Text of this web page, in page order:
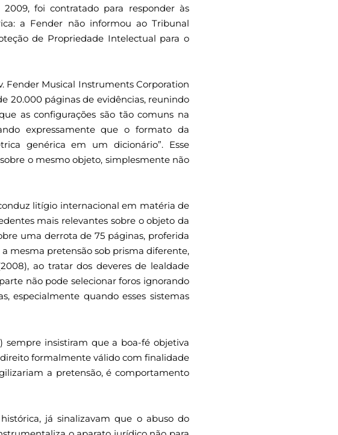
foi contratado para responder às
a Fender não informou ao Tribunal
de Propriedade Intelectual para o
Fender Musical Instruments Corporation
20.000 páginas de evidências, reunindo
as configurações são tão comuns na
expressamente que o formato da
genérica em um dicionário”. Esse
o mesmo objeto, simplesmente não
litígio internacional em matéria de
mais relevantes sobre o objeto da
uma derrota de 75 páginas, proferida
mesma pretensão sob prisma diferente,
ao tratar dos deveres de lealdade
não pode selecionar foros ignorando
especialmente quando esses sistemas
sempre insistiram que a boa-fé objetiva
formalmente válido com finalidade
a pretensão, é comportamento
histórica, já sinalizavam que o abuso do